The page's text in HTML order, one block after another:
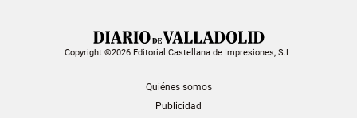
Copyright ©2026 Editorial Castellana de Impresiones, S.L.
Quiénes somos
Publicidad